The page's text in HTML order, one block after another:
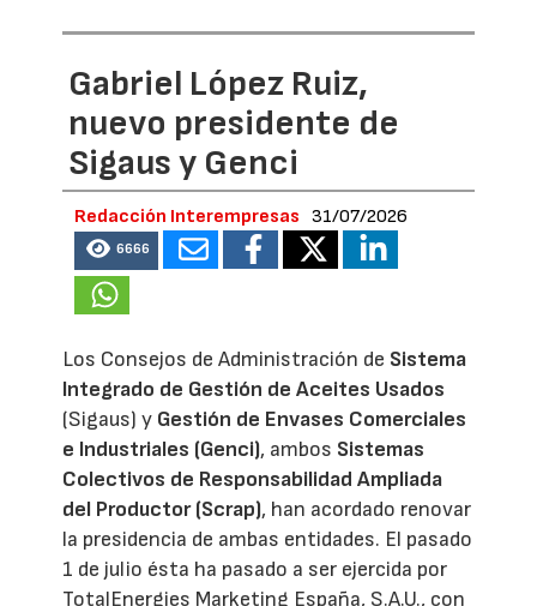
Gabriel López Ruiz,
nuevo presidente de
Sigaus y Genci
Redacción Interempresas 31/07/2026
6666
Los Consejos de Administración de Sistema
Integrado de Gestión de Aceites Usados
(Sigaus) y Gestión de Envases Comerciales
e Industriales (Genci), ambos Sistemas
Colectivos de Responsabilidad Ampliada
del Productor (Scrap), han acordado renovar
la presidencia de ambas entidades. El pasado
1 de julio ésta ha pasado a ser ejercida por
TotalEnergies Marketing España, S.A.U., con